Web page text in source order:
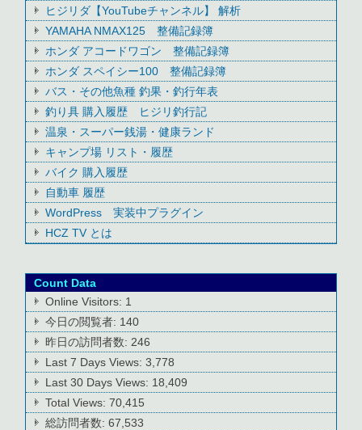
ヒジリダ【YouTubeチャンネル】 解析
YAMAHA NMAX125 整備記録簿
ホンダ アコードワゴン 整備記録簿
ホンダ スペイシー100 整備記録簿
バス・その他魚種 釣果・釣行年表
釣り具 購入履歴 ヒジリ釣行記
温泉・スーパー銭湯・健康ランド
キャンプ場 リスト・履歴
バイク 購入履歴
自動車 履歴
WordPress 実装中プラグイン
HCZ TV とは
Count Data
Online Visitors: 1
今日の閲覧者: 140
昨日の訪問者数: 246
Last 7 Days Views:3,778
Last 30 Days Views: 18,409
Total Views:70,415
総訪問者数:67,533